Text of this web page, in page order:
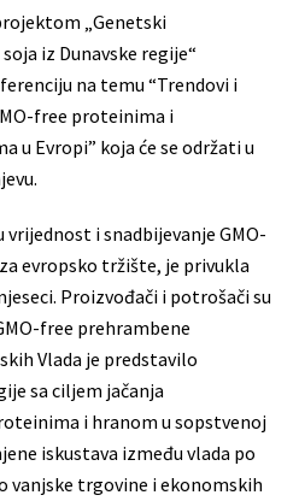
„Genetski
iz Dunavske regije“
na temu “Trendovi i
free proteinima i
u Evropi” koja će se održati u
vrijednost i snadbijevanje GMO-
evropsko tržište, je privukla
Proizvođači i potrošači su
free prehrambene
Vlada je predstavilo
sa ciljem jačanja
i hranom u sopstvenoj
iskustava između vlada po
vanjske trgovine i ekonomskih